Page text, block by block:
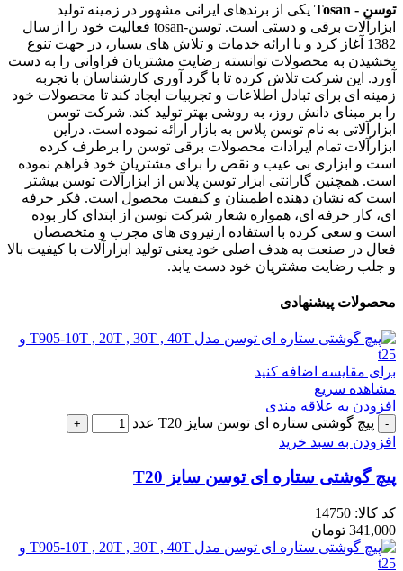
توسن - Tosan
یکی از برندهای ایرانی مشهور در زمینه تولید
ابزارآلات برقی و دستی است. توسن-tosan فعالیت خود را از سال
1382 آغاز کرد و با ارائه خدمات و تلاش های بسیار، در جهت تنوع
بخشیدن به محصولات توانسته رضایت مشتریان فراوانی را به دست
آورد. این شرکت تلاش کرده تا با گرد آوری کارشناسان با تجربه
زمینه ای برای تبادل اطلاعات و تجربیات ایجاد کند تا محصولات خود
را بر مبنای دانش روز، به روشی بهتر تولید کند. شرکت توسن
ابزارآلاتی به نام توسن پلاس به بازار ارائه نموده است. دراین
ابزارآلات تمام ایرادات محصولات برقی توسن را برطرف کرده
است و ابزاری بی عیب و نقص را برای مشتریان خود فراهم نموده
است. همچنین گارانتی ابزار توسن پلاس از ابزارآلات توسن بیشتر
است که نشان دهنده اطمینان و کیفیت محصول است. فکر حرفه
ای، کار حرفه ای، همواره شعار شرکت توسن از ابتدای کار بوده
است و سعی کرده با استفاده ازنیروی های مجرب و متخصصان
فعال در صنعت به هدف اصلی خود یعنی تولید ابزارآلات با کیفیت بالا
و جلب رضایت مشتریان خود دست یابد.
محصولات پیشنهادی
برای مقایسه اضافه کنید
مشاهده سریع
افزودن به علاقه مندی
پیچ گوشتی ستاره ای توسن سایز T20 عدد
افزودن به سبد خرید
پیچ گوشتی ستاره ای توسن سایز T20
کد کالا: 14750
341,000 تومان